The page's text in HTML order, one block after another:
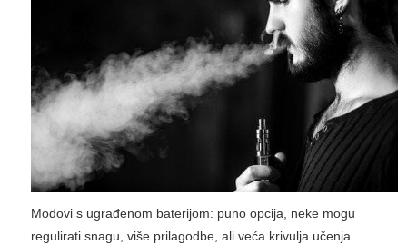
Modovi s ugrađenom baterijom: puno opcija, neke mogu
regulirati snagu, više prilagodbe, ali veća krivulja učenja.